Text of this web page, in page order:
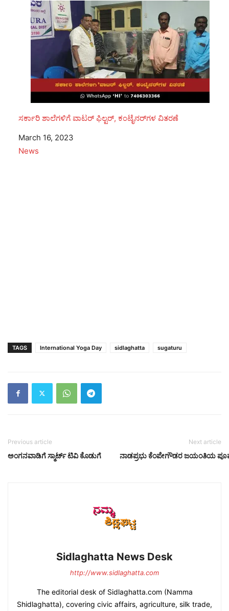
ಸರ್ಕಾರಿ ಶಾಲೆಗಳಿಗೆ ವಾಟರ್ ಫಿಲ್ಟರ್, ಕಂಟೈನರ್‌ಗಳ ವಿತರಣೆ
Date
March 16, 2023
In relation to
News
TAGS International Yoga Day sidlaghatta sugaturu
Previous article
ಅಂಗನವಾಡಿಗೆ ಸ್ಮಾರ್ಟ್ ಟಿವಿ ಕೊಡುಗೆ
Next article
ನಾಡಪ್ರಭು ಕೆಂಪೇಗೌಡರ ಜಯಂತಿಯ
Sidlaghatta News Desk
http://www.sidlaghatta.com
The editorial desk of Sidlaghatta.com (Namma
Shidlaghatta), covering civic affairs, agriculture, silk trade,